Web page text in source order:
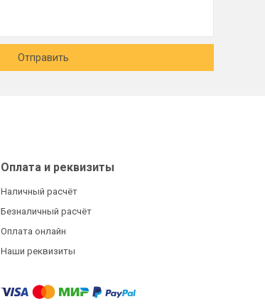
Отправить
Оплата и реквизиты
Наличный расчёт
Безналичный расчёт
Оплата онлайн
Наши реквизиты